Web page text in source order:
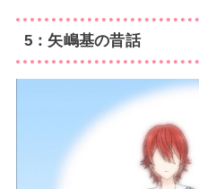
5：矢嶋基の昔話